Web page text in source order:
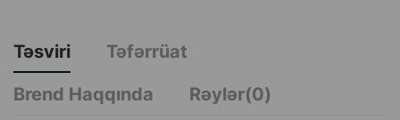
Təsviri
Təfərrüat
Brend Haqqında
Rəylər(0)